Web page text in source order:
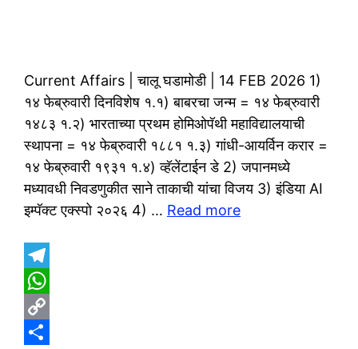
Current Affairs | चालू घडामोडी | 14 FEB 2026 1)
१४ फेब्रुवारी दिनविशेष १.१) बाबरचा जन्म = १४ फेब्रुवारी
१४८३ १.२) भारताच्या प्रथम होमिओपॅथी महाविद्यालयाची
स्थापना = १४ फेब्रुवारी १८८१ १.३) गांधी-आयर्विन करार =
१४ फेब्रुवारी १९३१ १.४) व्हॅलेंटाईन डे 2) जपानमध्ये
मध्यावधी निवडणुकीत साने ताकाची यांचा विजय 3) इंडिया AI
इम्पॅक्ट एक्स्पो २०२६ 4) … Read more
T
e
W
h
C